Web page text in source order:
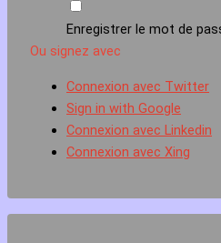
Enregistrer le mot de
Ou signez avec
Connexion avec Twitter
Sign in with Google
Connexion avec Linkedin
Connexion avec Xing